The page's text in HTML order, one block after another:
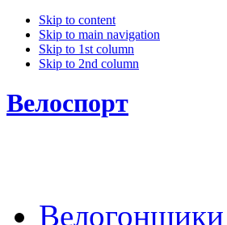
Skip to content
Skip to main navigation
Skip to 1st column
Skip to 2nd column
Велоспорт
Велогонщики